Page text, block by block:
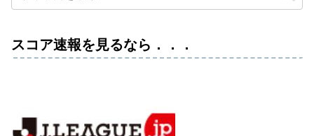
スコア速報を見るなら．．．